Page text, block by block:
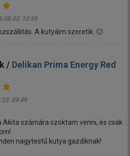
10:59
A kutyáim szeretik. 🙂
/ Delikan Prima Energy Red
09:49
Akita számára szoktam venni, és csak
nagytestű kutya gazdiknak!